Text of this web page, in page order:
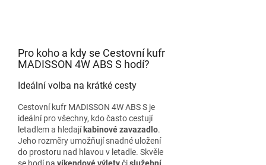
Pro koho a kdy se Cestovní kufr
MADISSON 4W ABS S hodí?
Ideální volba na krátké cesty
Cestovní kufr MADISSON 4W ABS S je
ideální pro všechny, kdo často cestují
letadlem a hledají kabinové zavazadlo.
Jeho rozměry umožňují snadné uložení
do prostoru nad hlavou v letadle. Skvěle